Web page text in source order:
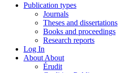
Publication types
Journals
Theses and dissertations
Books and proceedings
Research reports
Log In
About About
Érudit